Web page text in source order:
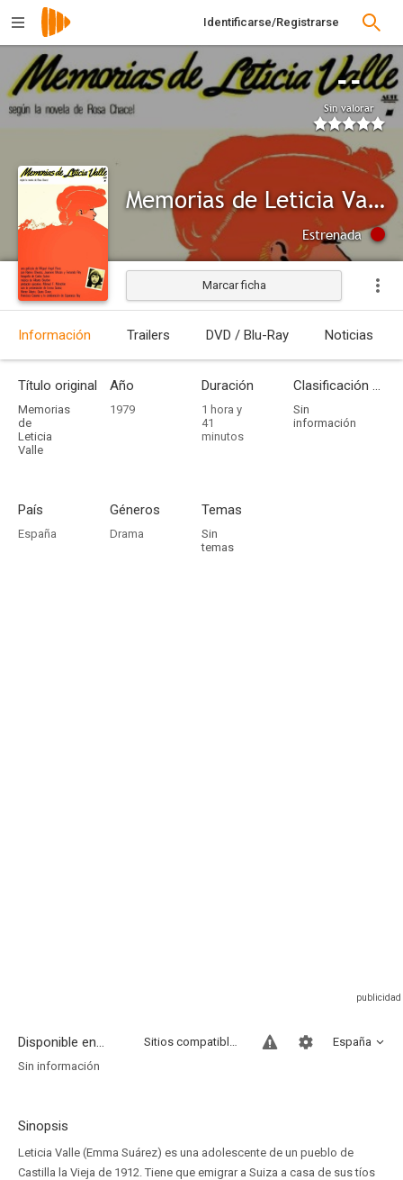
Identificarse/Registrarse
--
Sin valorar
Memorias de Leticia Valle
Estrenada
Marcar ficha
Información Trailers DVD / Blu-Ray Noticias
Título original
Memorias
de
Leticia
Valle
Año
1979
Duración
1 hora y
41
minutos
Clasificación por edades
Sin
información
País
España
Géneros
Drama
Temas
Sin
temas
Disponible en... España
Sitios compatibles
Sin información
Sinopsis
Leticia Valle (Emma Suárez) es una adolescente de un pueblo de
Castilla la Vieja de 1912. Tiene que emigrar a Suiza a casa de sus tíos